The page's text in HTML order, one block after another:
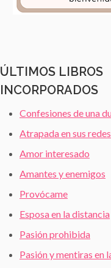
ÚLTIMOS LIBROS
INCORPORADOS
Confesiones de una
Atrapada en sus redes
Amor interesado
Amantes y enemigos
Provócame
Esposa en la distancia
Pasión prohibida
Pasión y mentiras en